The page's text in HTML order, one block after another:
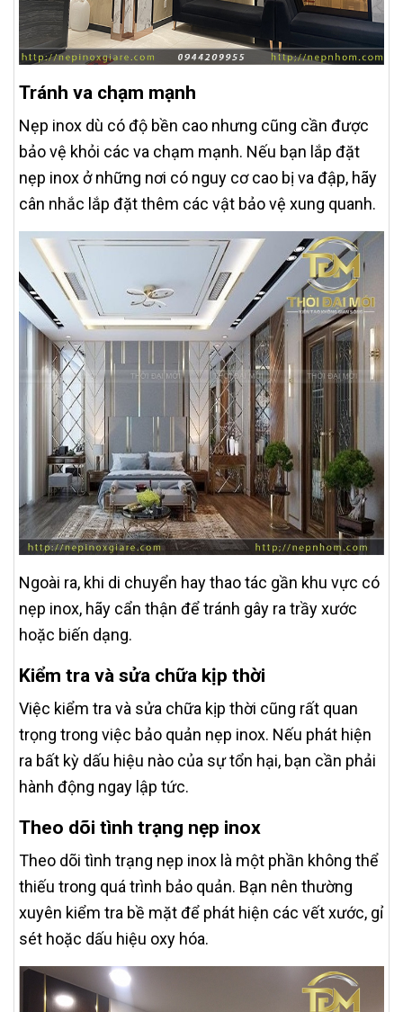
Tránh va chạm mạnh
Nẹp inox dù có độ bền cao nhưng cũng cần được
bảo vệ khỏi các va chạm mạnh. Nếu bạn lắp đặt
nẹp inox ở những nơi có nguy cơ cao bị va đập, hãy
cân nhắc lắp đặt thêm các vật bảo vệ xung quanh.
Ngoài ra, khi di chuyển hay thao tác gần khu vực có
nẹp inox, hãy cẩn thận để tránh gây ra trầy xước
hoặc biến dạng.
Kiểm tra và sửa chữa kịp thời
Việc kiểm tra và sửa chữa kịp thời cũng rất quan
trọng trong việc bảo quản nẹp inox. Nếu phát hiện
ra bất kỳ dấu hiệu nào của sự tổn hại, bạn cần phải
hành động ngay lập tức.
Theo dõi tình trạng nẹp inox
Theo dõi tình trạng nẹp inox là một phần không thể
thiếu trong quá trình bảo quản. Bạn nên thường
xuyên kiểm tra bề mặt để phát hiện các vết xước, gỉ
sét hoặc dấu hiệu oxy hóa.